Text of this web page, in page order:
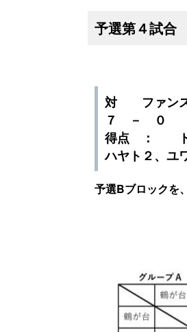
予選第４試合
対 ファン
７ － ０
得点 ： トア
ハヤト２、
予選Bブロックを